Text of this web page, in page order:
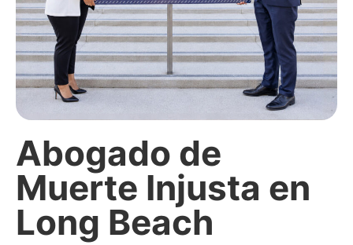
Abogado de
Muerte Injusta en
Long Beach